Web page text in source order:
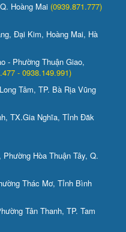
Hoàng Mai (0939.871.777)
Đại Kim, Hoàng Mai, Hà
- Phường Thuận Giao,
- 0938.149.991)
Tâm, TP. Bà Rịa Vũng
TX.Gia Nghĩa, Tỉnh Đăk
Hòa Thuận Tây, Q.
Thác Mơ, Tỉnh Bình
Tân Thanh, TP. Tam